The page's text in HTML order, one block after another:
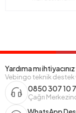
Yardıma mı
Vebingo teknik destek
0850 307 10
Çağrı